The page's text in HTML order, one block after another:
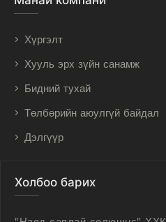
Хүргэлт
Хууль эрх зүйн санамж
Бидний тухай
Төлбөрийн аюулгүй байдал
Дэлгүүр
Холбоо барих